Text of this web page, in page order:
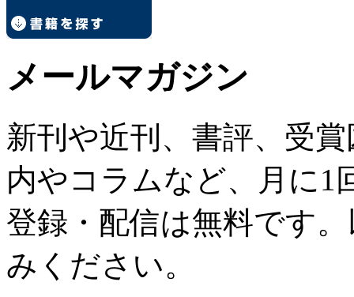
メールマガジン
新刊や近刊、書評、受
内やコラムなど、月に1
登録・配信は無料です
みください。